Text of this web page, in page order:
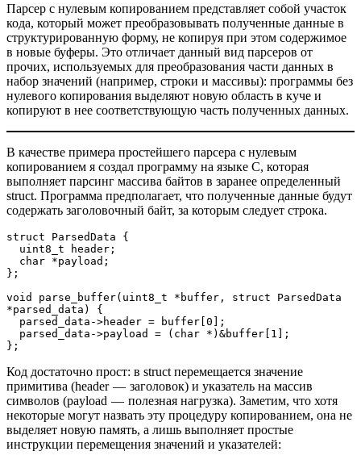
Парсер с нулевым копированием представляет собой участок
кода, который может преобразовывать полученные данные в
структурированную форму, не копируя при этом содержимое
в новые буферы. Это отличает данный вид парсеров от
прочих, используемых для преобразования части данных в
набор значений (например, строки и массивы): программы без
нулевого копирования выделяют новую область в куче и
копируют в нее соответствующую часть полученных данных.
В качестве примера простейшего парсера с нулевым
копированием я создал программу на языке C, которая
выполняет парсинг массива байтов в заранее определенный
struct. Программа предполагает, что полученные данные будут
содержать заголовочный байт, за которым следует строка.
struct ParsedData {
  uint8_t header;
  char *payload;
};
void parse_buffer(uint8_t *buffer, struct ParsedData
*parsed_data) {
  parsed_data->header = buffer[0];
  parsed_data->payload = (char *)&buffer[1];
};
Код достаточно прост: в struct перемещается значение
примитива (header — заголовок) и указатель на массив
символов (payload — полезная нагрузка). Заметим, что хотя
некоторые могут назвать эту процедуру копированием, она не
выделяет новую память, а лишь выполняет простые
инструкции перемещения значений и указателей: